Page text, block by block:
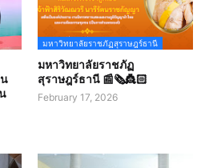
มหาวิทยาลัยราชภัฏสุราษฎร์ธานี
มหาวิทยาลัยราชภัฏ
สุราษฎร์ธานี 📰🗞️👸🏻
February 17, 2026